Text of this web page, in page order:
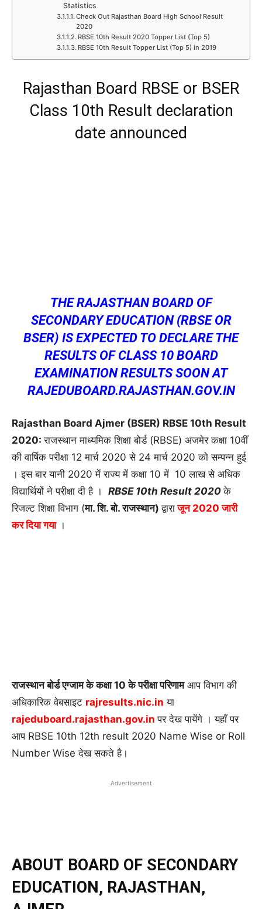
Statistics
Check Out Rajasthan Board High School Result
2020
RBSE 10th Result 2020 Topper List (Top 5)
RBSE 10th Result Topper List (Top 5) in 2019
Rajasthan Board RBSE or BSER
Class 10th Result declaration
date announced
THE RAJASTHAN BOARD OF
SECONDARY EDUCATION (RBSE OR
BSER) IS EXPECTED TO DECLARE THE
RESULTS OF CLASS 10 BOARD
EXAMINATION RESULTS SOON AT
RAJEDUBOARD.RAJASTHAN.GOV.IN
Rajasthan Board Ajmer (BSER) RBSE 10th Result
2020:राजस्थान माध्यमिक शिक्षा बोर्ड (RBSE) अजमेर कक्षा 10वीं
की वार्षिक परीक्षा 12 मार्च 2020 से 24 मार्च 2020 को सम्पन्न हुई
। इस बार यानी 2020 में राज्य में कक्षा 10 में 10 लाख से अधिक
विद्यार्थियों ने परीक्षा दी है । RBSE 10th Result 2020के
रिजल्ट शिक्षा विभाग (मा. शि. बो. राजस्थान)द्वाराजून 2020 जारी
कर दिया गया।
राजस्थान बोर्ड एग्जाम के कक्षा 10 के परीक्षा परिणामआप विभाग की
अधिकारिक वेबसाइट rajresults.nic.in या
rajeduboard.rajasthan.gov.in पर देख पायेंगे । यहाँ पर
आप RBSE 10th 12th result 2020 Name Wise or Roll
Number Wise देख सकते है।
Advertisement
ABOUT BOARD OF SECONDARY
EDUCATION, RAJASTHAN,